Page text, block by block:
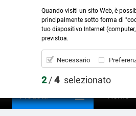
Prodotti  Home
Quando visiti un sito Web, è
principalmente sotto forma di
tuo dispositivo Internet
previstoa.
Necessario
2/4 selezionato